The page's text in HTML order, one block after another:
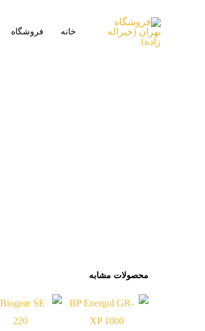
خانه فروشگاه
محصولات مشابه